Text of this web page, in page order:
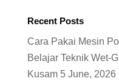
Recent Posts
Cara Pakai Mesin
Belajar Teknik Wet-
Kusam 5 June, 2026